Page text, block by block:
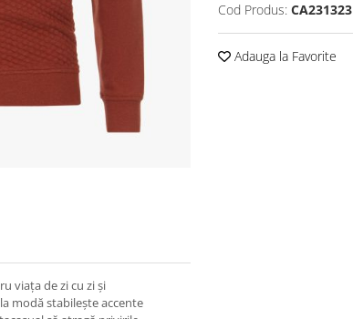
Cod Produs: CA231323
Adauga la Favorite
viața de zi cu zi și
modă stabilește accente